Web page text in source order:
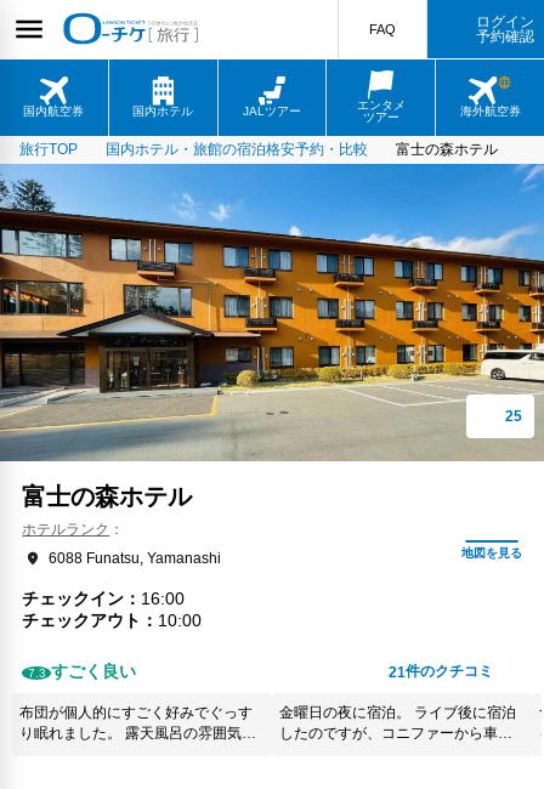
国内航空券 国内ホテル JALツアー
エンタメ
ツアー
海外航空券
FAQ
ログイン
予約確認
旅行TOP 国内ホテル・旅館の宿泊格安予約・比較 富士の森ホテル
富士の森ホテル
ホテルランク
6088 Funatsu, Yamanashi
チェックイン
16:00
チェックアウト
10:00
7.3 すごく良い 21件のクチコミ
布団が個人的にすごく好みでぐっす
り眠れました。 露天風呂の雰囲気が
金曜日の夜に宿泊。 ライブ後に宿泊
したのですが、コニファーから車で